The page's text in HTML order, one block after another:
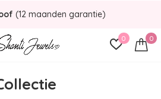
0 0
(12 maanden garantie)